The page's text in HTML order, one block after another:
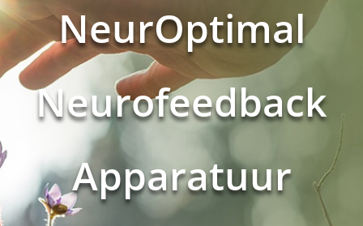
NeurOptimal
Neurofeedback
Apparatuur